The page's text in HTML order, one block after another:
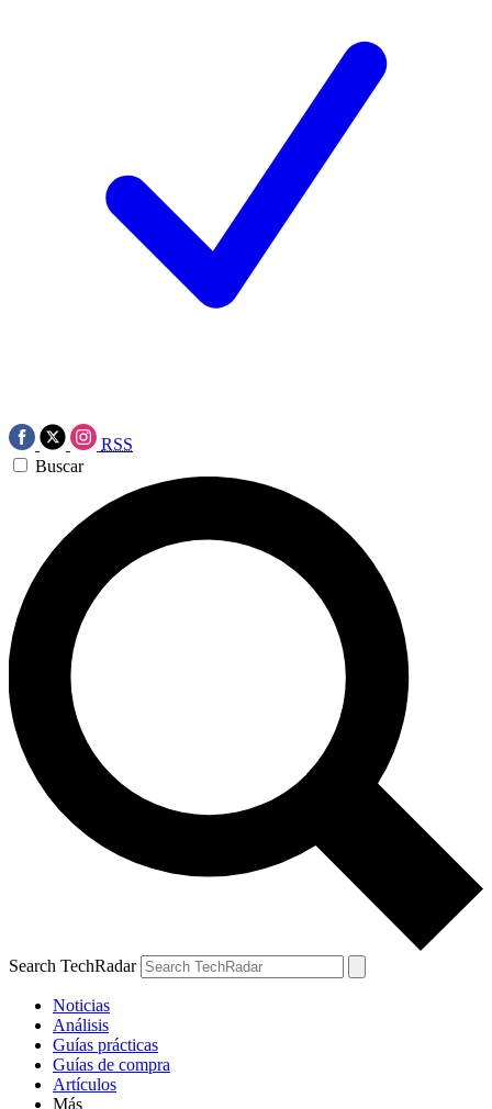
RSS
Buscar
Search TechRadar
Noticias
Análisis
Guías prácticas
Guías de compra
Artículos
Más